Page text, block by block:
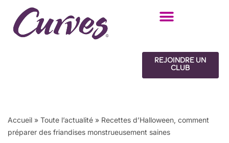
Aller
REJOINDRE UN
CLUB
Accueil » Toute l’actualité » Recettes d’Halloween, comment
préparer des friandises monstrueusement saines